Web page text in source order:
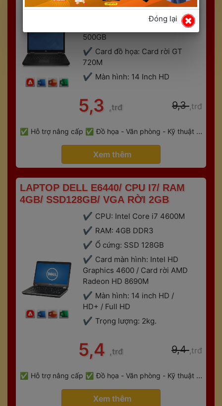
RAM: 8GB DDR3
Ổ cứng: SSD 128GB + HDD
500GB
Card đồ họa: Card rời GT
720M
Màn hình: 14 Inch HD
5,3 ,trđ 9,3 ,trđ
Hỗ trợ nâng cấp
Đồ họa - Văn phòng - Kỹ thuật -
Xem thêm
LAPTOP DELL E6440/ CPU I7/ RAM
4GB/ SSD128GB/ VGA RỜI 2GB
CPU: Intel Core i7 4600M
RAM: 4GB DDR3
Ổ cứng: SSD 128GB
Card màn hình: Intel HD
Graphics 4600 / Card rời AMD
Radeon HD 8690M
Màn hình: 14 inch HD /
HD+ / Full HD
Trọng lượng: 2kg.
5,4 ,trđ 9,4 ,trđ
Hỗ trợ nâng cấp
Đồ họa - Văn phòng - Kỹ thuật -
Xem thêm
Đóng lại